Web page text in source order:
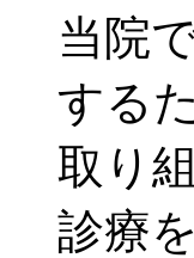
当院
する
取り
診療